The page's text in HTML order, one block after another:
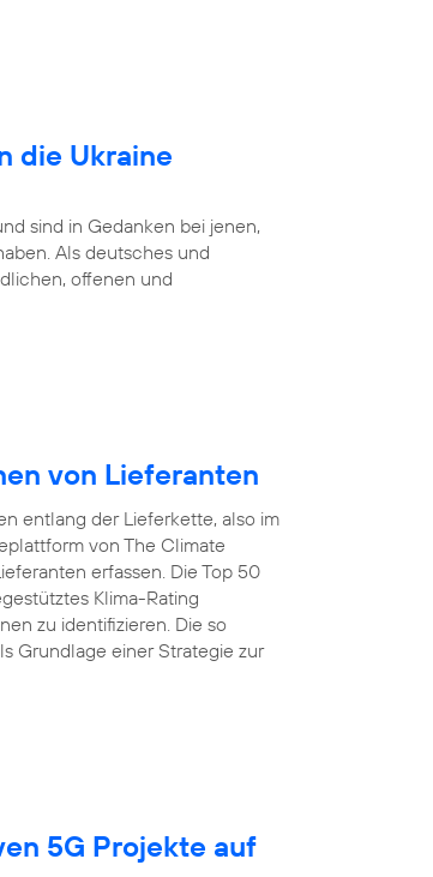
die Ukraine
sind in Gedanken bei jenen,
Als deutsches und
offenen und
von Lieferanten
entlang der Lieferkette, also im
von The Climate
erfassen. Die Top 50
Klima-Rating
zu identifizieren. Die so
Grundlage einer Strategie zur
5G Projekte auf